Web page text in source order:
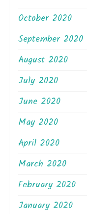
October 2020
September 2020
August 2020
July 2020
June 2020
May 2020
April 2020
March 2020
February 2020
January 2020